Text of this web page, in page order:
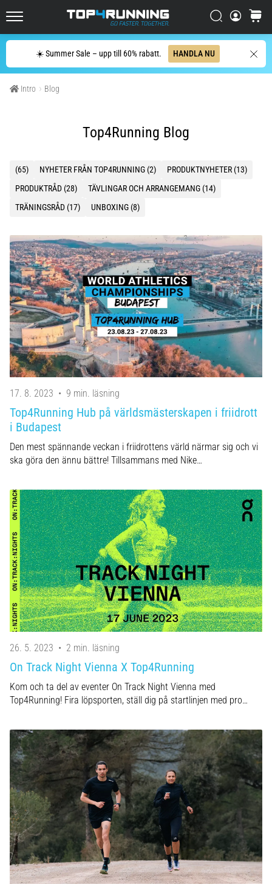
☀️ Summer Sale – upp till 60% rabatt. HANDLA NU
Sök
mening:
Det
men
det
ger
vilka…
•
8 min. läsning
Blixtsnabb
löpning
och
beeptest:
Vad
är
de
och
hur
genomförs
de?
praktiken
testar
run
snabbhet,
smidighet
och
riktningsförändringar.
Hur
utförs
det
korrekt,
var
används
6. 8. 2026
•
9 min. läsning
Orsaker,
behandling
och
förebyggande
åtgärder
Löparknä,
även
känt
som
iliotibialbandssyndrom
(ITBS),
Intro Blog
Top4Running Blog
(65) NYHETER FRÅN TOP4RUNNING (2)
PRODUKTNYHETER (13)
PRODUKTRÅD (28)
TÄVLINGAR OCH ARRANGEMANG (14)
TRÄNINGSRÅD (17)
UNBOXING (8)
17. 8. 2023 • 9 min. läsning
Top4Running Hub på världsmästerskapen i friidrott
i Budapest
Den mest spännande veckan i friidrottens värld närmar sig och vi
ska göra den ännu bättre! Tillsammans med Nike…
26. 5. 2023 • 2 min. läsning
On Track Night Vienna X Top4Running
Kom och ta del av eventer On Track Night Vienna med
Top4Running! Fira löpsporten, ställ dig på startlinjen med pro…